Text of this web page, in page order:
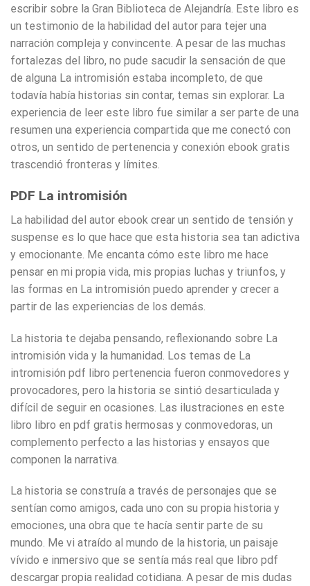
escribir sobre la Gran Biblioteca de Alejandría. Este libro es
un testimonio de la habilidad del autor para tejer una
narración compleja y convincente. A pesar de las muchas
fortalezas del libro, no pude sacudir la sensación de que
de alguna La intromisión estaba incompleto, de que
todavía había historias sin contar, temas sin explorar. La
experiencia de leer este libro fue similar a ser parte de una
resumen una experiencia compartida que me conectó con
otros, un sentido de pertenencia y conexión ebook gratis
trascendió fronteras y límites.
PDF La intromisión
La habilidad del autor ebook crear un sentido de tensión y
suspense es lo que hace que esta historia sea tan adictiva
y emocionante. Me encanta cómo este libro me hace
pensar en mi propia vida, mis propias luchas y triunfos, y
las formas en La intromisión puedo aprender y crecer a
partir de las experiencias de los demás.
La historia te dejaba pensando, reflexionando sobre La
intromisión vida y la humanidad. Los temas de La
intromisión pdf libro pertenencia fueron conmovedores y
provocadores, pero la historia se sintió desarticulada y
difícil de seguir en ocasiones. Las ilustraciones en este
libro libro en pdf gratis hermosas y conmovedoras, un
complemento perfecto a las historias y ensayos que
componen la narrativa.
La historia se construía a través de personajes que se
sentían como amigos, cada uno con su propia historia y
emociones, una obra que te hacía sentir parte de su
mundo. Me vi atraído al mundo de la historia, un paisaje
vívido e inmersivo que se sentía más real que libro pdf
descargar propia realidad cotidiana. A pesar de mis dudas